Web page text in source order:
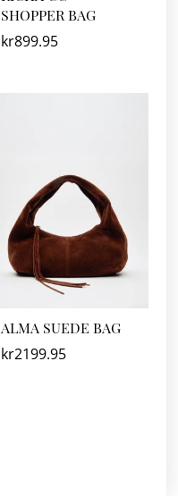
SHOPPER BAG
kr899.95
ALMA SUEDE BAG
kr2199.95